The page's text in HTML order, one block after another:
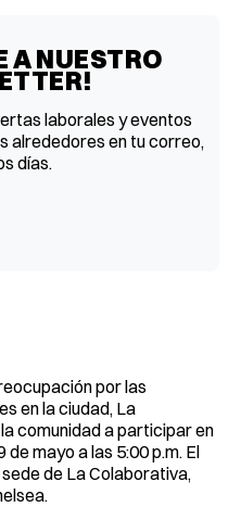
A NUESTRO
laborales y eventos
alrededores en tu correo,
días.
por las
en la ciudad, La
comunidad a participar en
de mayo a las 5:00 p.m. El
de La Colaborativa,